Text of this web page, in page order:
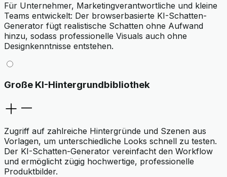
Für Unternehmer, Marketingverantwortliche und kleine
Teams entwickelt: Der browserbasierte KI-Schatten-
Generator fügt realistische Schatten ohne Aufwand
hinzu, sodass professionelle Visuals auch ohne
Designkenntnisse entstehen.
Große KI-Hintergrundbibliothek
Zugriff auf zahlreiche Hintergründe und Szenen aus
Vorlagen, um unterschiedliche Looks schnell zu testen.
Der KI-Schatten-Generator vereinfacht den Workflow
und ermöglicht zügig hochwertige, professionelle
Produktbilder.